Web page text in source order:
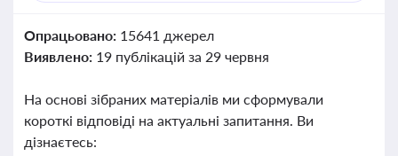
Опрацьовано: 15641 джерел
Виявлено: 19 публікацій за 29 червня
На основі зібраних матеріалів ми сформували
короткі відповіді на актуальні запитання. Ви
дізнаєтесь: